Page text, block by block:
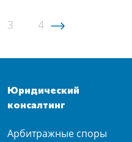
3 4
Юридический
консалтинг
Арбитражные споры